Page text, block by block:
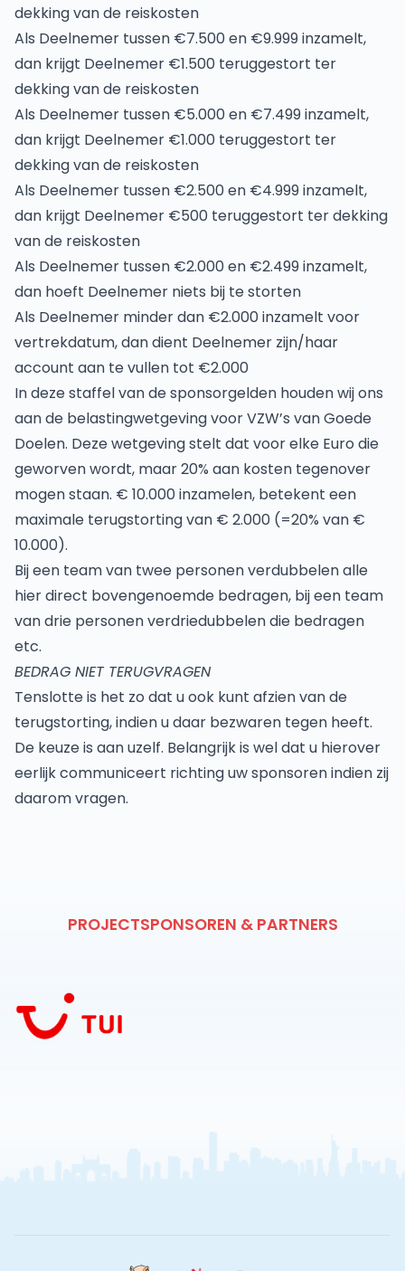
dekking van de reiskosten
Als Deelnemer tussen €7.500 en €9.999 inzamelt,
dan krijgt Deelnemer €1.500 teruggestort ter
dekking van de reiskosten
Als Deelnemer tussen €5.000 en €7.499 inzamelt,
dan krijgt Deelnemer €1.000 teruggestort ter
dekking van de reiskosten
Als Deelnemer tussen €2.500 en €4.999 inzamelt,
dan krijgt Deelnemer €500 teruggestort ter dekking
van de reiskosten
Als Deelnemer tussen €2.000 en €2.499 inzamelt,
dan hoeft Deelnemer niets bij te storten
Als Deelnemer minder dan €2.000 inzamelt voor
vertrekdatum, dan dient Deelnemer zijn/haar
account aan te vullen tot €2.000
In deze staffel van de sponsorgelden houden wij ons
aan de belastingwetgeving voor VZW’s van Goede
Doelen. Deze wetgeving stelt dat voor elke Euro die
geworven wordt, maar 20% aan kosten tegenover
mogen staan. € 10.000 inzamelen, betekent een
maximale terugstorting van € 2.000 (=20% van €
10.000).
Bij een team van twee personen verdubbelen alle
hier direct bovengenoemde bedragen, bij een team
van drie personen verdriedubbelen die bedragen
etc.
BEDRAG NIET TERUGVRAGEN
Tenslotte is het zo dat u ook kunt afzien van de
terugstorting, indien u daar bezwaren tegen heeft.
De keuze is aan uzelf. Belangrijk is wel dat u hierover
eerlijk communiceert richting uw sponsoren indien zij
daarom vragen.
PROJECTSPONSOREN & PARTNERS